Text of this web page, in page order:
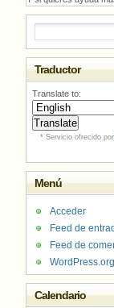
Traductor
Translate to:
* Servicio ofrecido por
Menú
Acceder
Feed de
Feed de
WordPress.org
Calendario